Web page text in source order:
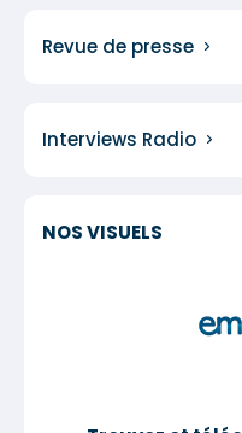
Revue de presse
Interviews Radio
NOS VISUELS